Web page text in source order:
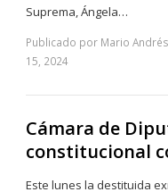
Suprema, Ángela…
Publicado por Mario
15, 2024
Cámara de
constitucional
Este lunes la destituida